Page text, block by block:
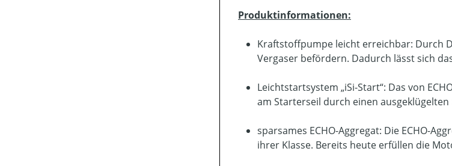
Produktinformationen:
Kraftstoffpumpe leicht erreichbar: Durch
Vergaser befördern. Dadurch lässt sich
Leichtstartsystem „iSi-Start“: Das von
am Starterseil durch einen
sparsames ECHO-Aggregat: Die ECHO-
ihrer Klasse. Bereits heute erfüllen die